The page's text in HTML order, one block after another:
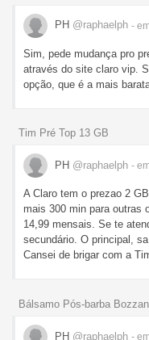
PH @raphaelph -
Sim, pede mudança pro
através do site claro vip.
opção, que é a mais
Tim Pré Top 13 GB
PH @raphaelph -
A Claro tem o prezao 2
mais 300 min para outras
14,99 mensais. Se te
secundário. O principal,
Cansei de brigar com a
Bálsamo Pós-barba
PH @raphaelph -